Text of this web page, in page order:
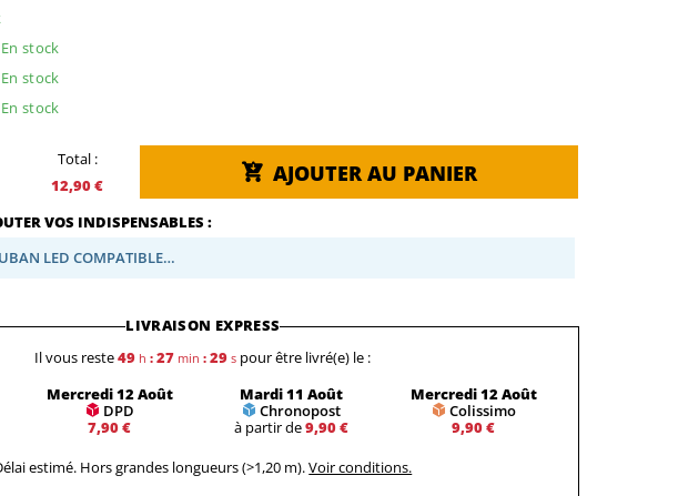
En stock
En stock
En stock
Total :
12,90 €
AJOUTER AU PANIER
VOS INDISPENSABLES :
LED COMPATIBLE…
LIVRAISON EXPRESS
Il vous reste49 h : 27 min : 29 s pour être livré(e) le :
Mercredi 12 Août
DPD
7,90 €
Mardi 11 Août
Chronopost
à partir de9,90 €
Mercredi 12 Août
Colissimo
9,90 €
estimé. Hors grandes longueurs (>1,20 m).Voir conditions.